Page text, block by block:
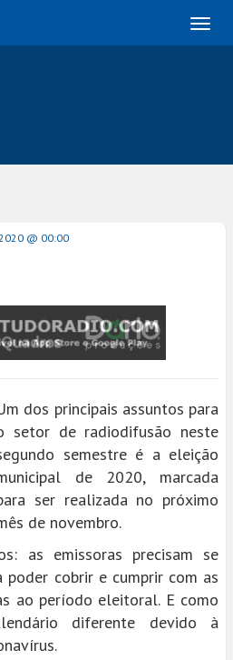
@ 00:00
dos principais assuntos para
setor de radiodifusão neste
semestre é a eleição
de 2020, marcada
ser realizada no próximo
de novembro.
as emissoras precisam se
poder cobrir e cumprir com as
ao período eleitoral. E como
diferente devido à